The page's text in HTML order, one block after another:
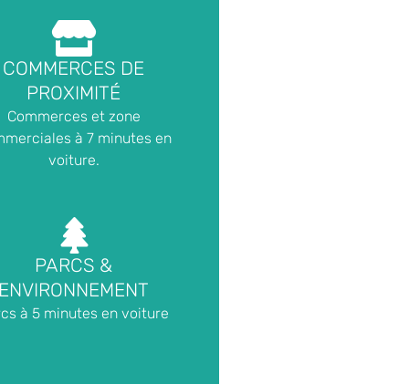
COMMERCES DE
PROXIMITÉ
Commerces et zone
à 7 minutes en
voiture.
PARCS &
à 5 minutes en voiture